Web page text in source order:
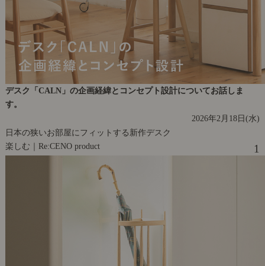
デスク「CALN」の企画経緯とコンセプト設計についてお話しま
す。
2026年2月18日(水)
日本の狭いお部屋にフィットする新作デスク
楽しむ｜Re:CENO product
1